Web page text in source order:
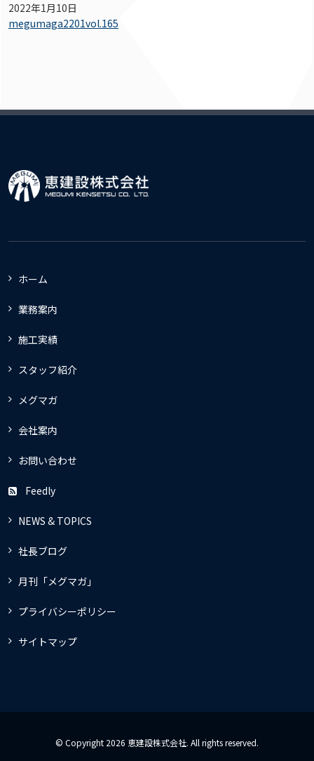
2022年1月10日
megumaga2201vol.165
ホーム
業務案内
施工実績
スタッフ紹介
メグマガ
会社案内
お問い合わせ
Feedly
NEWS & TOPICS
社長ブログ
月刊「メグマガ」
プライバシーポリシー
サイトマップ
© Copyright 2026 恵建設株式会社. All rights reserved.